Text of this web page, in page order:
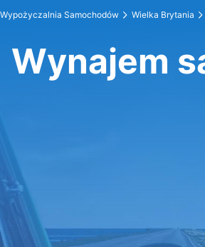
Wypożyczalnia Samochodów Wielka Brytania
Wynajem